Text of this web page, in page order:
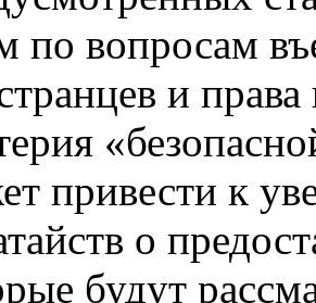
по вопросам
и
привести к
о
будут